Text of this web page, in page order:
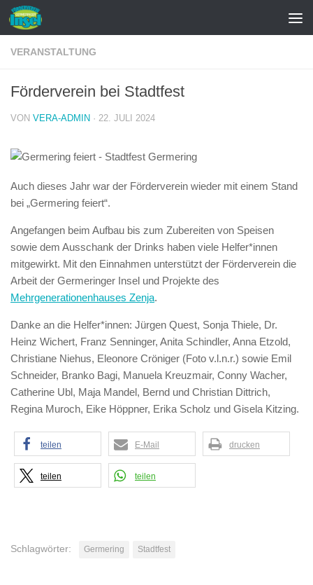
Zum Inhalt springen
VERANSTALTUNG
Förderverein bei Stadtfest
VON VERA-ADMIN · 22. JULI 2024
Auch dieses Jahr war der Förderverein wieder mit einem Stand
bei „Germering feiert“.
Angefangen beim Aufbau bis zum Zubereiten von Speisen
sowie dem Ausschank der Drinks haben viele Helfer*innen
mitgewirkt. Mit den Einnahmen unterstützt der Förderverein die
Arbeit der Germeringer Insel und Projekte des
Mehrgenerationenhauses Zenja.
Danke an die Helfer*innen: Jürgen Quest, Sonja Thiele, Dr.
Heinz Wichert, Franz Senninger, Anita Schindler, Anna Etzold,
Christiane Niehus, Eleonore Cröniger (Foto v.l.n.r.) sowie Emil
Schneider, Branko Bagi, Manuela Kreuzmair, Conny Wacher,
Catherine Ubl, Maja Mandel, Bernd und Christian Dittrich,
Regina Muroch, Eike Höppner, Erika Scholz und Gisela Kitzing.
teilen E-Mail drucken
teilen teilen
Schlagwörter: Germering Stadtfest